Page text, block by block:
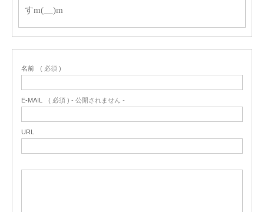
すm(__)m
名前 ( 必須 )
E-MAIL ( 必須 ) - 公開されません -
URL